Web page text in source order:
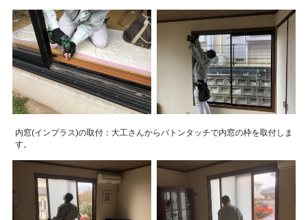
内窓(インプラス)の取付：大工さんからバトンタッチで内窓の枠を取付しま
す。